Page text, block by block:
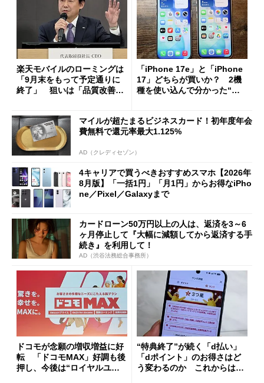
楽天モバイルのローミングは
「9月末をもって予定通りに
終了」 狙いは「品質改善」
も
「iPhone 17e」と「iPhone
17」どちらが買いか？ 2機
種を使い込んで分かった“ス
マイルが超たまるビジネスカード！初年度年会
費無料で還元率最大1.125%
AD（クレディセゾン）
4キャリアで買うべきおすすめスマホ【2026年
8月版】「一括1円」「月1円」からお得なiPho
ne／Pixel／Galaxyまで
カードローン50万円以上の人は、返済を3～6
ヶ月停止して『大幅に減額してから返済する手
続き』を利用して！
AD（渋谷法務総合事務所）
ドコモが念願の増収増益に好
転 「ドコモMAX」好調も後
押し、今後は“ロイヤルユー
“特典終了”が続く「d払い」
「dポイント」のお得さはど
う変わるのか これからは